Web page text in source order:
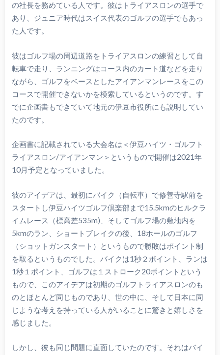
の社長を務めている人です。彼はトライアスロンの選手で
あり、ジュニア時代はスイス代表のゴルフの選手でもあっ
た人です。
彼はゴルフ場の周辺道路をトライアスロンの練習として自
転車で走り、ランニングはコース内のカート道などを走り
ながら、ゴルフをベースとしたアイアンマンレースをこの
コースで開催できないかを模索しているというのです。す
でに企画書もできていて地元の伊豆市役所にも説明してい
たのです。
企画書に記載されている大会名は＜伊豆ハイツ・ゴルフト
ライアスロン/アイアンマン＞というもので開催は2021年
10月予定となっていました。
彼のアイデアは、最初にバイク（自転車）で修善寺駅前を
スタートし伊豆ハイツゴルフ倶楽部まで15.5kmのヒルクラ
イムレース（標高差535m)、そしてゴルフ場の敷地内を
5kmのラン、ショートブレイクの後、18ホールのゴルフ
（ショットガンスタート）というもので勝敗はポイント制
を取るというものでした。バイクは1秒２ポイント、ランは
1秒１ポイント、ゴルフは１ストローク20ポイントという
もので、このアイデアは初期のゴルフトライアスロンのも
のとほとんど同じものであり、世の中に、そして日本に同
じような考えを持っている人がいることに驚きと嬉しさを
感じました。
しかし、彼も同じ問題に直面していたのです。それはバイ